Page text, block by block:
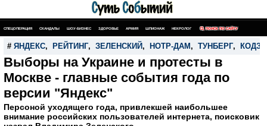
СПЕЦОПЕРАЦИЯ СКАНДАЛЫ ШОУ-БИЗНЕС ЗДОРОВЬЕ АРМИЯ ШПИОНАЖ НЕКРОЛОГ ПОИСК ПО САЙТУ
# ЯНДЕКС, РЕЙТИНГ, ЗЕЛЕНСКИЙ , НОТР-ДАМ , ТУНБЕРГ,
Выборы на Украине и протесты в
Москве - главные события года по
версии "Яндекс"
Персоной уходящего года, привлекшей наибольшее
внимание российских пользователей интернета, поисковик